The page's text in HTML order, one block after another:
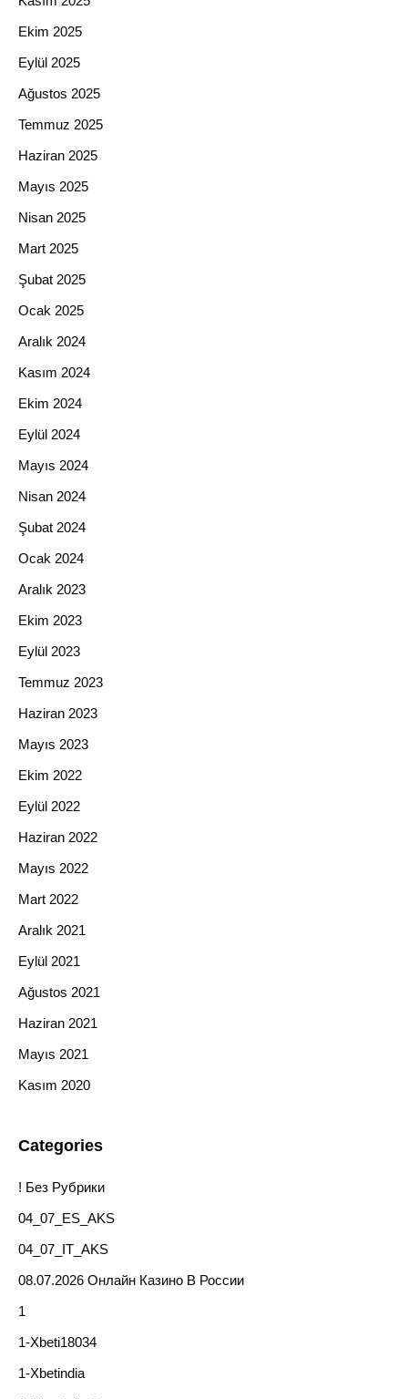
Ekim 2025
Eylül 2025
Ağustos 2025
Temmuz 2025
Haziran 2025
Mayıs 2025
Nisan 2025
Mart 2025
Şubat 2025
Ocak 2025
Aralık 2024
Kasım 2024
Ekim 2024
Eylül 2024
Mayıs 2024
Nisan 2024
Şubat 2024
Ocak 2024
Aralık 2023
Ekim 2023
Eylül 2023
Temmuz 2023
Haziran 2023
Mayıs 2023
Ekim 2022
Eylül 2022
Haziran 2022
Mayıs 2022
Mart 2022
Aralık 2021
Eylül 2021
Ağustos 2021
Haziran 2021
Mayıs 2021
Kasım 2020
Categories
! Без Рубрики
04_07_ES_AKS
04_07_IT_AKS
08.07.2026 Онлайн Казино В России
1
1-Xbeti18034
1-Xbetindia